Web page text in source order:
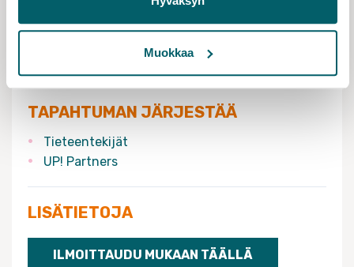
Muokkaa
04.10.2023 klo 18:00 - 19:00
TAPAHTUMAN JÄRJESTÄÄ
Tieteentekijät
UP! Partners
LISÄTIETOJA
ILMOITTAUDU MUKAAN TÄÄLLÄ